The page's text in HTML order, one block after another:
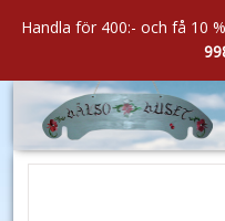
Handla för 400:- och få 10